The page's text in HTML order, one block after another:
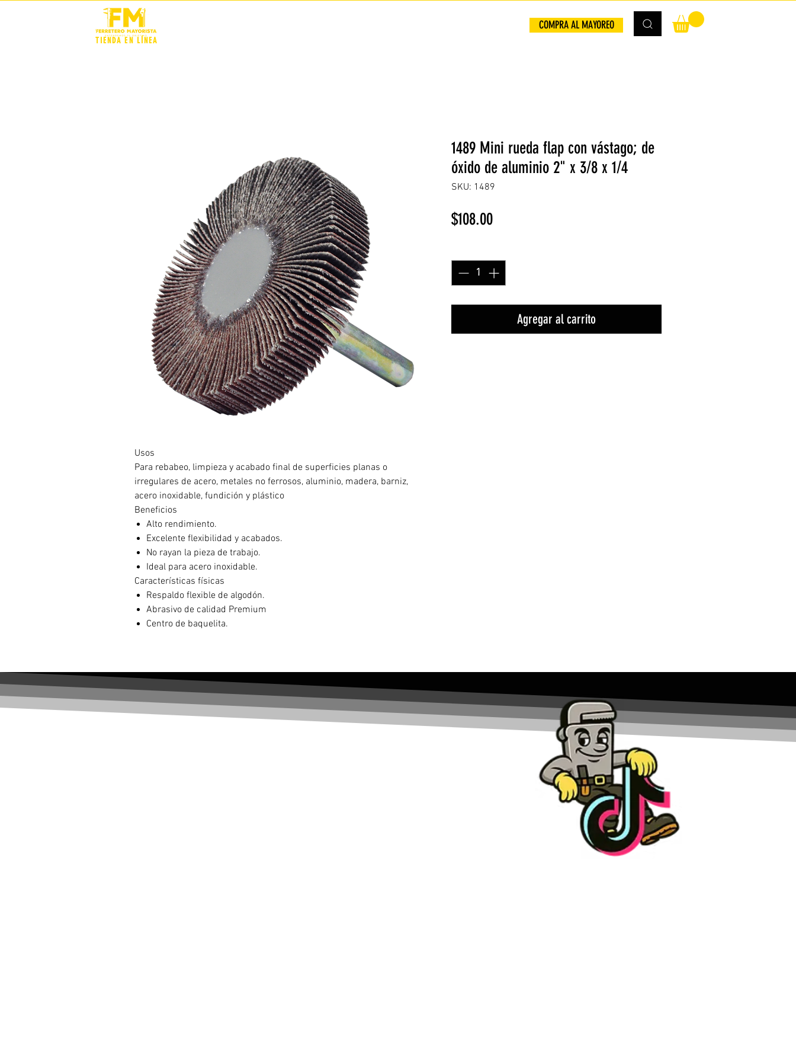
TIENDA EN LÍNEA
COMPRA AL MAYOREO
Usos
Para rebabeo, limpieza y acabado final de superficies planas o
irregulares de acero, metales no ferrosos, aluminio, madera, barniz,
acero inoxidable, fundición y plástico
Beneficios
Alto rendimiento.
Excelente flexibilidad y acabados.
No rayan la pieza de trabajo.
Ideal para acero inoxidable.
Características físicas
Respaldo flexible de algodón.
Abrasivo de calidad Premium
Centro de baquelita.
1489 Mini rueda flap con vástago; de
óxido de aluminio 2" x 3/8 x 1/4
SKU: 1489
$108.00Precio
Agregar al carrito